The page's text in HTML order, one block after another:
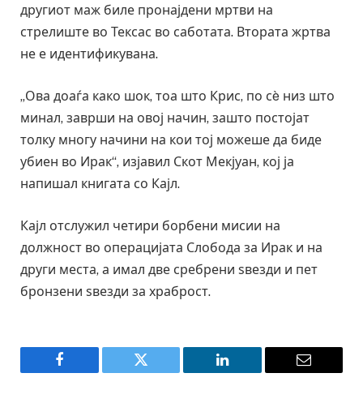
другиот маж биле пронајдени мртви на
стрелиште во Тексас во саботата. Втората жртва
не е идентификувана.
„Ова доаѓа како шок, тоа што Крис, по сè низ што
минал, заврши на овој начин, зашто постојат
толку многу начини на кои тој можеше да биде
убиен во Ирак“, изјавил Скот Мекјуан, кој ја
напишал книгата со Кајл.
Кајл отслужил четири борбени мисии на
должност во операцијата Слобода за Ирак и на
други места, а имал две сребрени ѕвезди и пет
бронзени ѕвезди за храброст.
Facebook Twitter LinkedIn Email